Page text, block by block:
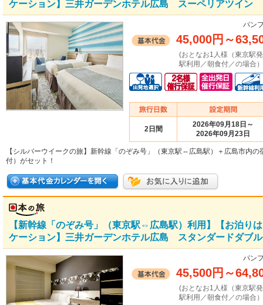
ケーション】三井ガーデンホテル広島 スーペリアツイン
パン
45,000円 ～
(おとなお1人様（東京駅
駅利用／朝食付／の場合
2日間
2026年09月18日～
2026年09月23日
【シルバーウイークの旅】新幹線「のぞみ号」（東京駅⇔広島駅）＋広島市内の
付）がセット！
【新幹線「のぞみ号」（東京駅⇔広島駅）利用】【お泊り
ケーション】三井ガーデンホテル広島 スタンダードダブ
パン
45,500円 ～
(おとなお1人様（東京駅
駅利用／朝食付／の場合